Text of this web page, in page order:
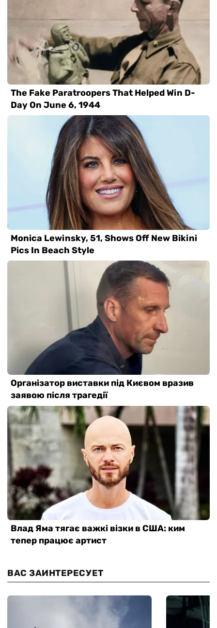
ВАС ЗАИНТЕРЕСУЕТ